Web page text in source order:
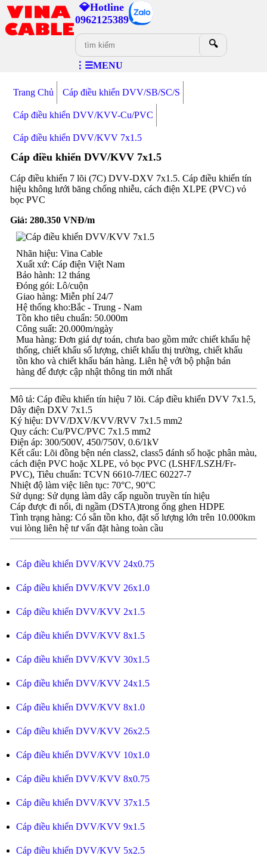
💎Hotline
0962125389
🔍
⋮☰MENU
Trang Chủ Cáp điều khiển DVV/SB/SC/S
Cáp điều khiển DVV/KVV-Cu/PVC
Cáp điều khiển DVV/KVV 7x1.5
Cáp điều khiển DVV/KVV 7x1.5
Cáp điều khiển 7 lõi (7C) DVV-DXV 7x1.5. Cáp điều khiển tín
hiệu không lưới băng chống nhiễu, cách điện XLPE (PVC) vỏ
bọc PVC
Giá: 280.350VNĐ/m
Nhãn hiệu: Vina Cable
Xuất xứ: Cáp điện Việt Nam
Bảo hành: 12 tháng
Đóng gói: Lô/cuộn
Giao hàng: Miễn phí 24/7
Hệ thống kho:Bắc - Trung - Nam
Tồn kho tiêu chuẩn: 50.000m
Công suất: 20.000m/ngày
Mua hàng: Đơn giá dự toán, chưa bao gồm mức chiết khấu hệ
thống, chiết khấu số lượng, chiết khấu thị trường, chiết khấu
tồn kho và chiết khấu bán hàng. Liên hệ với bộ phận bán
hàng để được cập nhật thông tin mới nhất
Mô tả: Cáp điều khiển tín hiệu 7 lõi. Cáp điều khiển DVV 7x1.5,
Dây điện DXV 7x1.5
Ký hiệu: DVV/DXV/KVV/RVV 7x1.5 mm2
Quy cách: Cu/PVC/PVC 7x1.5 mm2
Điện áp: 300/500V, 450/750V, 0.6/1kV
Kết cấu: Lõi đồng bện nén class2, class5 đánh số hoặc phân màu,
cách điện PVC hoặc XLPE, vỏ bọc PVC (LSHF/LSZH/Fr-
PVC), Tiêu chuẩn: TCVN 6610-7/IEC 60227-7
Nhiệt độ làm việc liên tục: 70°C, 90°C
Sử dụng: Sử dụng làm dây cấp nguồn truyền tín hiệu
Cáp được đi nổi, đi ngầm (DSTA)trong ống ghen HDPE
Tình trạng hàng: Có sẵn tồn kho, đặt số lượng lớn trên 10.000km
vui lòng liên hệ tư vấn đặt hàng toàn cầu
Cáp điều khiển DVV/KVV 24x0.75
Cáp điều khiển DVV/KVV 26x1.0
Cáp điều khiển DVV/KVV 2x1.5
Cáp điều khiển DVV/KVV 8x1.5
Cáp điều khiển DVV/KVV 30x1.5
Cáp điều khiển DVV/KVV 24x1.5
Cáp điều khiển DVV/KVV 8x1.0
Cáp điều khiển DVV/KVV 26x2.5
Cáp điều khiển DVV/KVV 10x1.0
Cáp điều khiển DVV/KVV 8x0.75
Cáp điều khiển DVV/KVV 37x1.5
Cáp điều khiển DVV/KVV 9x1.5
Cáp điều khiển DVV/KVV 5x2.5